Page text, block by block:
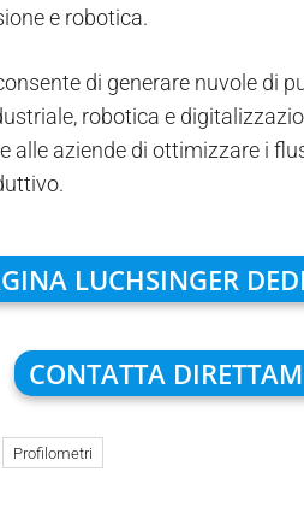
e robotica.
di generare nuvole di
robotica e
alle aziende di ottimizzare i
LUCHSINGER
CONTATTA
Profilometri